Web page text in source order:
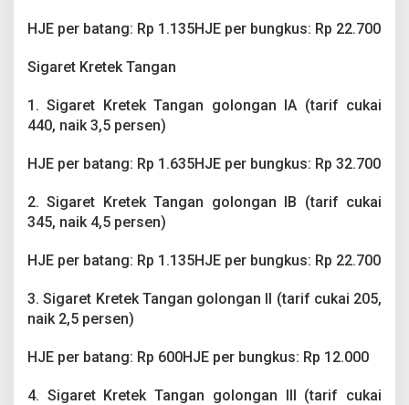
HJE per batang: Rp 1.135HJE per bungkus: Rp 22.700
Sigaret Kretek Tangan
1. Sigaret Kretek Tangan golongan IA (tarif cukai
440, naik 3,5 persen)
HJE per batang: Rp 1.635HJE per bungkus: Rp 32.700
2. Sigaret Kretek Tangan golongan IB (tarif cukai
345, naik 4,5 persen)
HJE per batang: Rp 1.135HJE per bungkus: Rp 22.700
3. Sigaret Kretek Tangan golongan II (tarif cukai 205,
naik 2,5 persen)
HJE per batang: Rp 600HJE per bungkus: Rp 12.000
4. Sigaret Kretek Tangan golongan III (tarif cukai